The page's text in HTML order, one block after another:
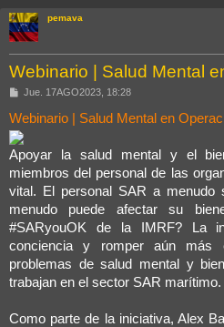
pemava
Webinario | Salud Mental
M
n
a
j
e
Jue. 17AGO2023, 18:28
Webinario | Salud Mental en
Apoyar la salud mental y el
miembros del personal de las
vital. El personal SAR a menudo
menudo puede afectar su
#SARyouOK de la IMRF? La
conciencia y romper aún más
problemas de salud mental y
trabajan en el sector SAR marítimo.
Como parte de la iniciativa, Alex